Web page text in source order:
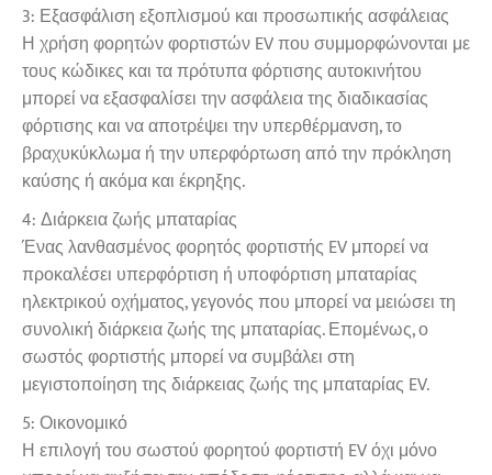
3: Εξασφάλιση εξοπλισμού και προσωπικής ασφάλειας
Η χρήση φορητών φορτιστών EV που συμμορφώνονται με
τους κώδικες και τα πρότυπα φόρτισης αυτοκινήτου
μπορεί να εξασφαλίσει την ασφάλεια της διαδικασίας
φόρτισης και να αποτρέψει την υπερθέρμανση, το
βραχυκύκλωμα ή την υπερφόρτωση από την πρόκληση
καύσης ή ακόμα και έκρηξης.
4: Διάρκεια ζωής μπαταρίας
Ένας λανθασμένος φορητός φορτιστής EV μπορεί να
προκαλέσει υπερφόρτιση ή υποφόρτιση μπαταρίας
ηλεκτρικού οχήματος, γεγονός που μπορεί να μειώσει τη
συνολική διάρκεια ζωής της μπαταρίας. Επομένως, ο
σωστός φορτιστής μπορεί να συμβάλει στη
μεγιστοποίηση της διάρκειας ζωής της μπαταρίας EV.
5: Οικονομικό
Η επιλογή του σωστού φορητού φορτιστή EV όχι μόνο